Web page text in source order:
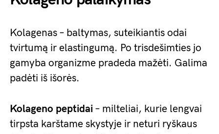
Kolagenas – baltymas, suteikiantis odai
tvirtumą ir elastingumą. Po trisdešimties jo
gamyba organizme pradeda mažėti. Galima
padėti iš išorės.
Kolageno peptidai – milteliai, kurie lengvai
tirpsta karštame skystyje ir neturi ryškaus